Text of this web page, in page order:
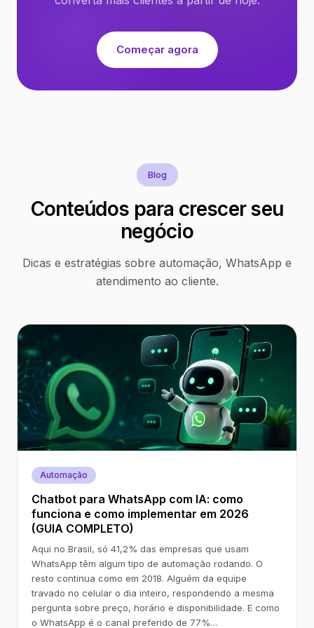
Começar agora
Blog
Conteúdos para crescer seu
negócio
Dicas e estratégias sobre automação, WhatsApp e
atendimento ao cliente.
Automação
Chatbot para WhatsApp com IA: como
funciona e como implementar em 2026
(GUIA COMPLETO)
Aqui no Brasil, só 41,2% das empresas que usam
WhatsApp têm algum tipo de automação rodando. O
resto continua como em 2018. Alguém da equipe
travado no celular o dia inteiro, respondendo a mesma
pergunta sobre preço, horário e disponibilidade. E como
o WhatsApp é o canal preferido de 77%…